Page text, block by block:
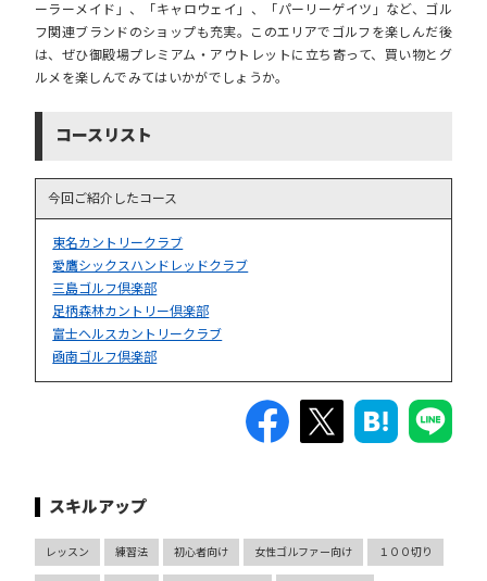
ーラーメイド」、「キャロウェイ」、「パーリーゲイツ」など、ゴル
フ関連ブランドのショップも充実。このエリアでゴルフを楽しんだ後
は、ぜひ御殿場プレミアム・アウトレットに立ち寄って、買い物とグ
ルメを楽しんでみてはいかがでしょうか。
コースリスト
今回ご紹介したコース
東名カントリークラブ
愛鷹シックスハンドレッドクラブ
三島ゴルフ倶楽部
足柄森林カントリー倶楽部
富士ヘルスカントリークラブ
凾南ゴルフ倶楽部
スキルアップ
レッスン 練習法 初心者向け 女性ゴルファー向け １００切り